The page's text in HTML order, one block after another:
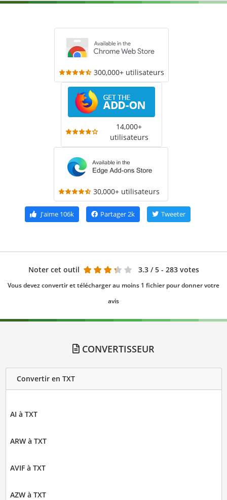
300,000+ utilisateurs
14,000+
utilisateurs
30,000+ utilisateurs
J'aime106k Partager2k Tweeter
Noter cet outil 3.3 / 5 - 283 votes
Vous devez convertir et télécharger au moins 1 fichier pour donner votre
avis
CONVERTISSEUR
Convertir en TXT
AI à TXT
ARW à TXT
AVIF à TXT
AZW à TXT